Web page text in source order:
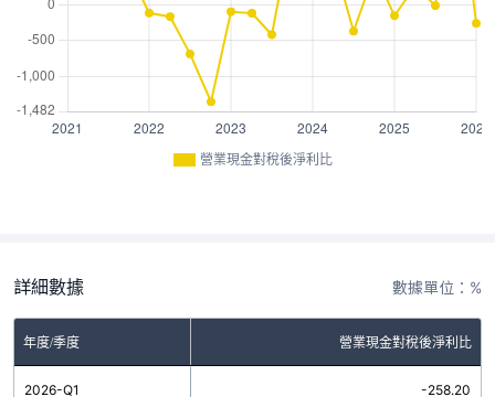
營業現金對稅後淨利比
詳細數據 數據單位：%
年度/季度 營業現金對稅後淨利比
2026-Q1 -258.20